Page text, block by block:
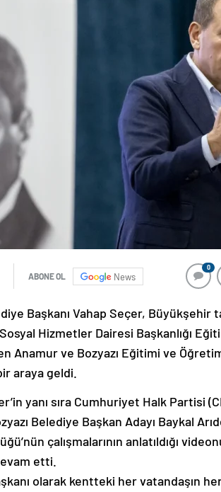
ABONE OL News
0
Başkanı Vahap Seçer, Büyükşehir
Sosyal Hizmetler Dairesi Başkanlığı
Anamur ve Bozyazı Eğitimi ve
araya geldi.
yanı sıra Cumhuriyet Halk Partisi
Belediye Başkan Adayı Baykal
çalışmalarının anlatıldığı
etti.
olarak kentteki her vatandaşın